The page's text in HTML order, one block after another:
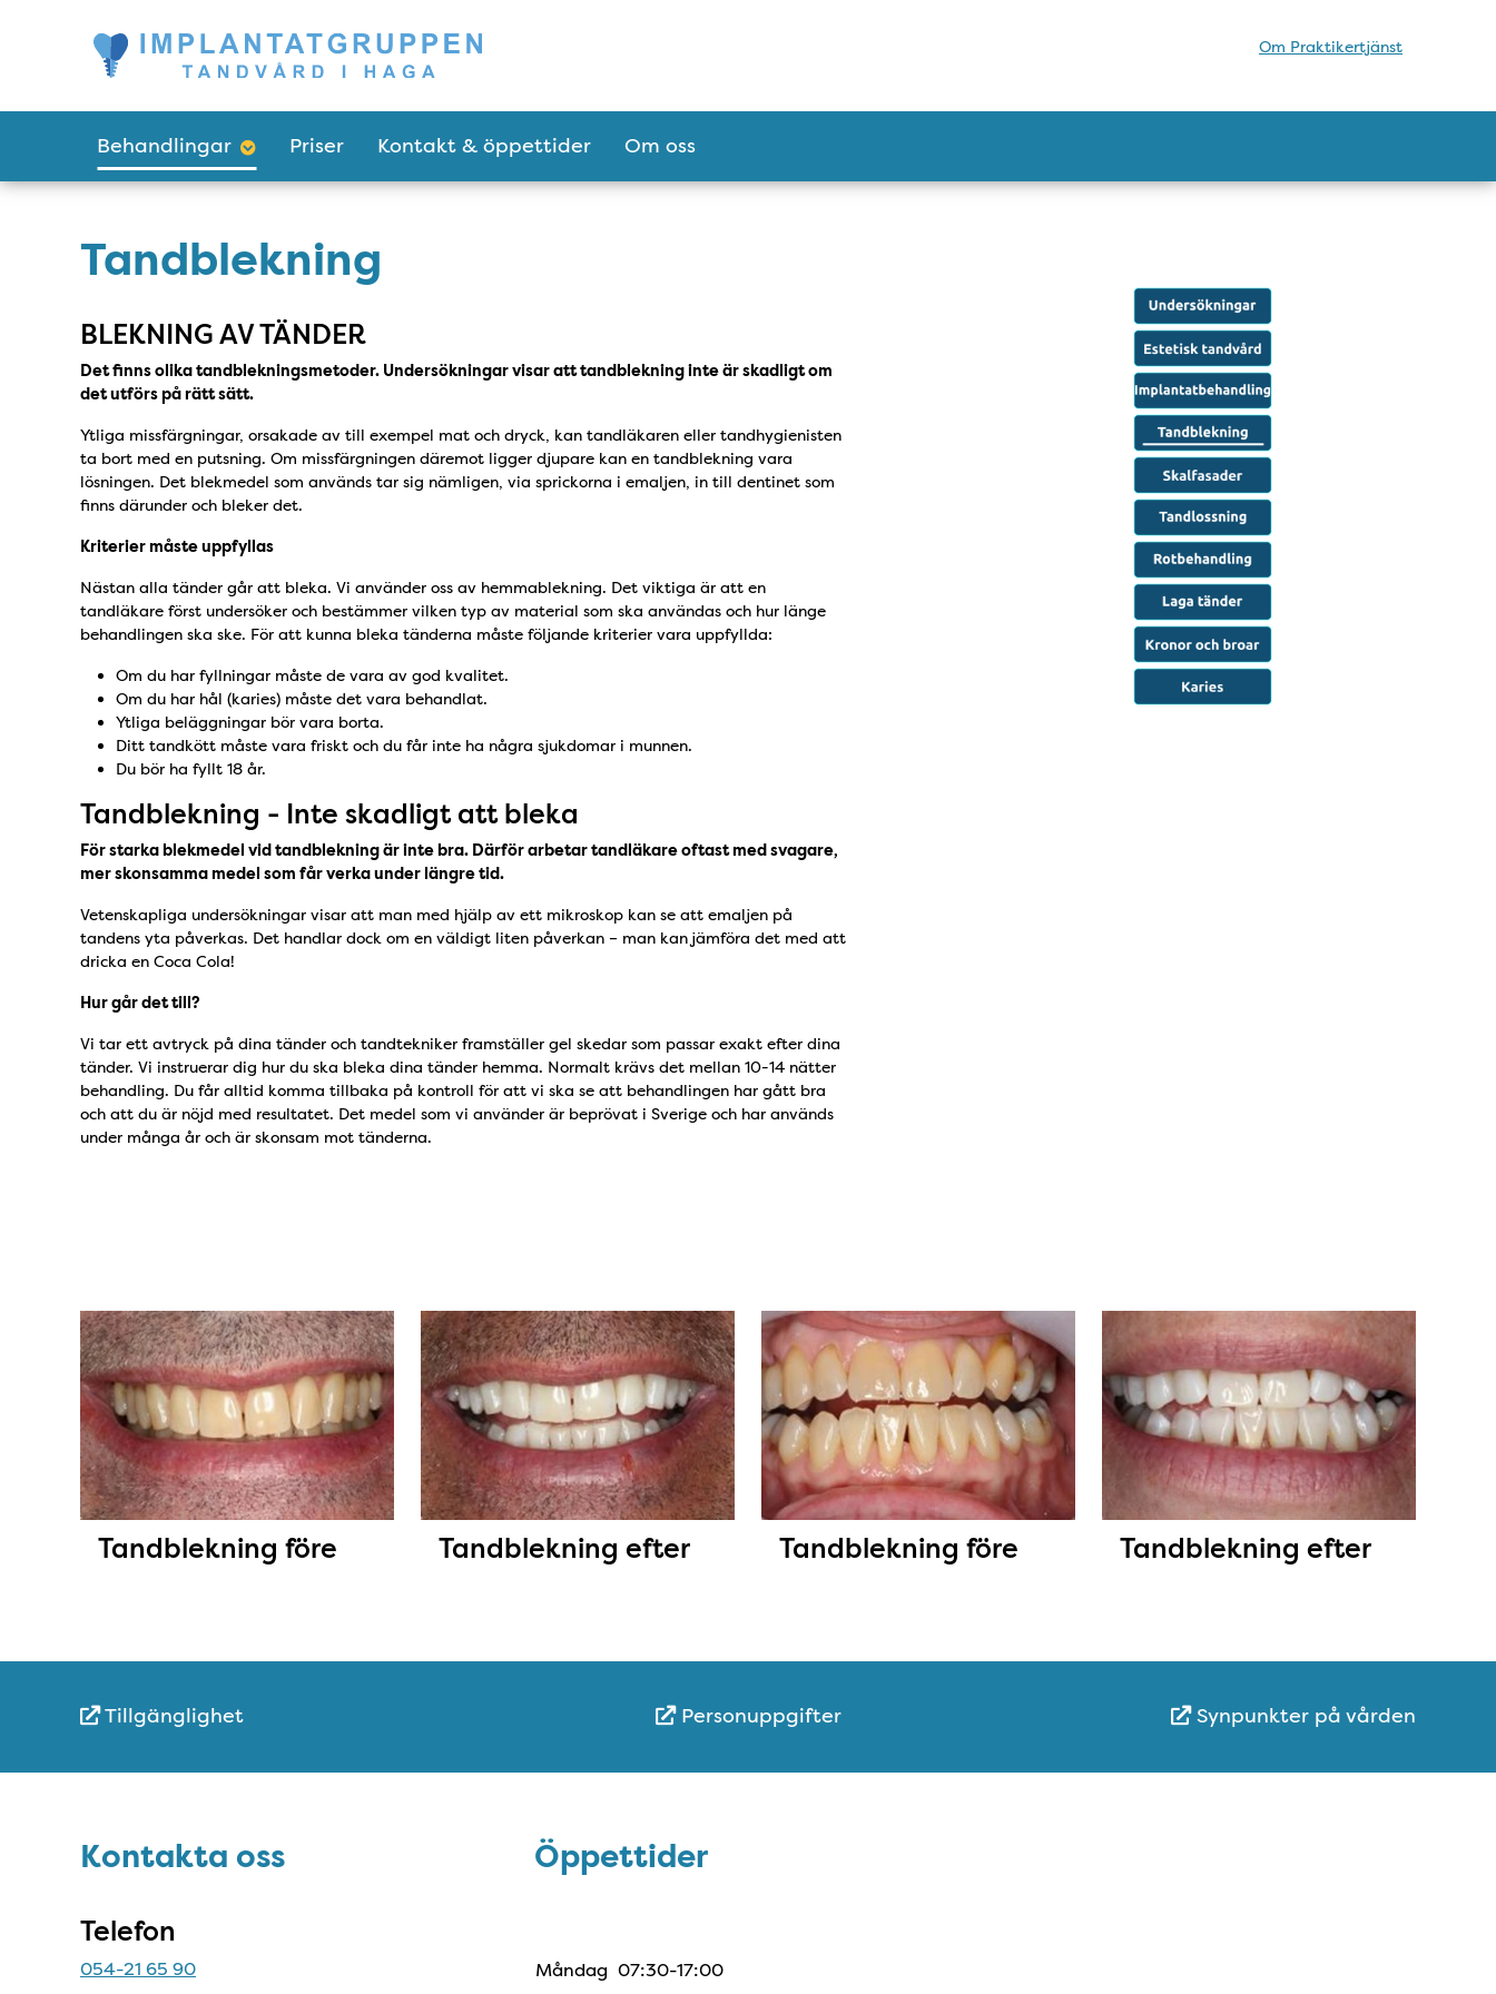
Om Praktikertjänst
Behandlingar Priser Kontakt & öppettider Om oss
Tandblekning
BLEKNING AV TÄNDER
Det finns olika tandblekningsmetoder. Undersökningar visar att tandblekning inte är skadligt om
det utförs på rätt sätt.
Ytliga missfärgningar, orsakade av till exempel mat och dryck, kan tandläkaren eller tandhygienisten
ta bort med en putsning. Om missfärgningen däremot ligger djupare kan en tandblekning vara
lösningen. Det blekmedel som används tar sig nämligen, via sprickorna i emaljen, in till dentinet som
finns därunder och bleker det.
Kriterier måste uppfyllas
Nästan alla tänder går att bleka. Vi använder oss av hemmablekning. Det viktiga är att en
tandläkare först undersöker och bestämmer vilken typ av material som ska användas och hur länge
behandlingen ska ske. För att kunna bleka tänderna måste följande kriterier vara uppfyllda:
Om du har fyllningar måste de vara av god kvalitet.
Om du har hål (karies) måste det vara behandlat.
Ytliga beläggningar bör vara borta.
Ditt tandkött måste vara friskt och du får inte ha några sjukdomar i munnen.
Du bör ha fyllt 18 år.
Tandblekning - Inte skadligt att bleka
För starka blekmedel vid tandblekning är inte bra. Därför arbetar tandläkare oftast med svagare,
mer skonsamma medel som får verka under längre tid.
Vetenskapliga undersökningar visar att man med hjälp av ett mikroskop kan se att emaljen på
tandens yta påverkas. Det handlar dock om en väldigt liten påverkan – man kan jämföra det med att
dricka en Coca Cola!
Hur går det till?
Vi tar ett avtryck på dina tänder och tandtekniker framställer gel skedar som passar exakt efter dina
tänder. Vi instruerar dig hur du ska bleka dina tänder hemma. Normalt krävs det mellan 10-14 nätter
behandling. Du får alltid komma tillbaka på kontroll för att vi ska se att behandlingen har gått bra
och att du är nöjd med resultatet. Det medel som vi använder är beprövat i Sverige och har används
under många år och är skonsam mot tänderna.
tandblekning före & efter
Bild: före1
Tandblekning före
Bild: efter1
Tandblekning efter
Bild: före2
Tandblekning före
Bild: efter2
Tandblekning efter
Snabblänkar
Tillgänglighet Personuppgifter Synpunkter på vården
Kontakta oss
Kontakta oss
Telefon
054-21 65 90
Öppettider
Öppettider
Måndag 07:30-17:00